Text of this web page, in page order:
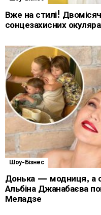
Вже на стилі!
сонцезахисних
Шоу-Бізнес
Донька — модниця, а
Альбіна Джанабаєва
Меладзе